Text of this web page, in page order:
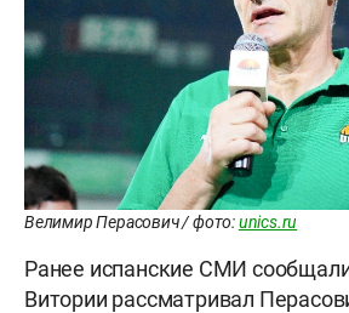
Велимир Перасович / фото:unics.ru
Ранее испанские СМИ
Витории рассматривал